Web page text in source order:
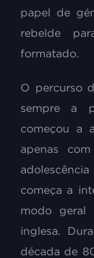
papel de
rebelde
formatado.
O percurso
sempre a
começou a
apenas
começa a
modo geral
inglesa.
década de